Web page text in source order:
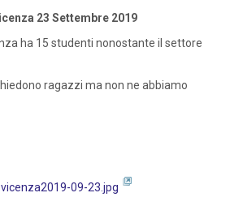
23 Settembre 2019
ha 15 studenti nonostante il settore
ragazzi ma non ne abbiamo
09-23.jpg